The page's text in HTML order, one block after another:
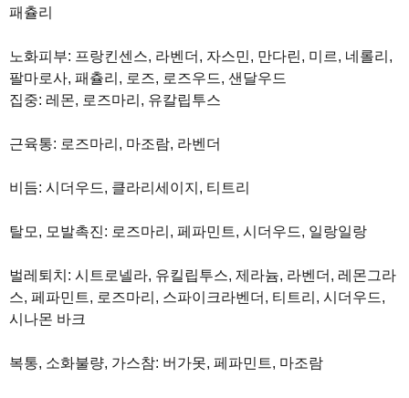
패츌리
노화피부: 프랑킨센스, 라벤더, 자스민, 만다린, 미르, 네롤리,
팔마로사, 패츌리, 로즈, 로즈우드, 샌달우드
집중: 레몬, 로즈마리, 유칼립투스
근육통: 로즈마리, 마조람, 라벤더
비듬: 시더우드, 클라리세이지, 티트리
탈모, 모발촉진: 로즈마리, 페파민트, 시더우드, 일랑일랑
벌레퇴치: 시트로넬라, 유킬립투스, 제라늄, 라벤더, 레몬그라
스, 페파민트, 로즈마리, 스파이크라벤더, 티트리, 시더우드,
시나몬 바크
복통, 소화불량, 가스참: 버가못, 페파민트, 마조람